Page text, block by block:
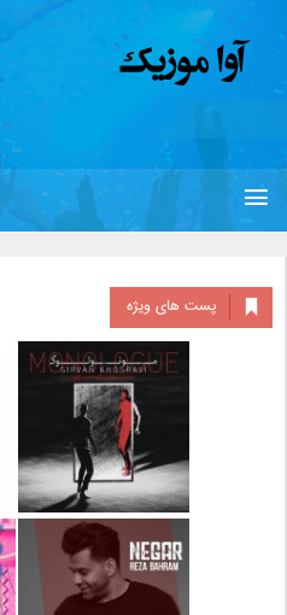
پست های ویژه
دانلود آلبوم جدید سیروان
خسروی بنام مونولوگ